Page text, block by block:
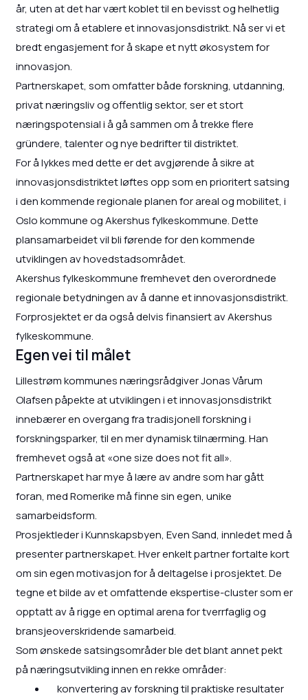
år, uten at det har vært koblet til en bevisst og helhetlig
strategi om å etablere et innovasjonsdistrikt. Nå ser vi et
bredt engasjement for å skape et nytt økosystem for
innovasjon.
Partnerskapet, som omfatter både forskning, utdanning,
privat næringsliv og offentlig sektor, ser et stort
næringspotensial i å gå sammen om å trekke flere
gründere, talenter og nye bedrifter til distriktet.
For å lykkes med dette er det avgjørende å sikre at
innovasjonsdistriktet løftes opp som en prioritert satsing
i den kommende regionale planen for areal og mobilitet, i
Oslo kommune og Akershus fylkeskommune. Dette
plansamarbeidet vil bli førende for den kommende
utviklingen av hovedstadsområdet.
Akershus fylkeskommune fremhevet den overordnede
regionale betydningen av å danne et innovasjonsdistrikt.
Forprosjektet er da også delvis finansiert av Akershus
fylkeskommune.
Egen vei til målet
Lillestrøm kommunes næringsrådgiver Jonas Vårum
Olafsen påpekte at utviklingen i et innovasjonsdistrikt
innebærer en overgang fra tradisjonell forskning i
forskningsparker, til en mer dynamisk tilnærming. Han
fremhevet også at «one size does not fit all».
Partnerskapet har mye å lære av andre som har gått
foran, med Romerike må finne sin egen, unike
samarbeidsform.
Prosjektleder i Kunnskapsbyen, Even Sand, innledet med å
presenter partnerskapet. Hver enkelt partner fortalte kort
om sin egen motivasjon for å deltagelse i prosjektet. De
tegne et bilde av et omfattende ekspertise-cluster som er
opptatt av å rigge en optimal arena for tverrfaglig og
bransjeoverskridende samarbeid.
Som ønskede satsingsområder ble det blant annet pekt
på næringsutvikling innen en rekke områder:
konvertering av forskning til praktiske resultater